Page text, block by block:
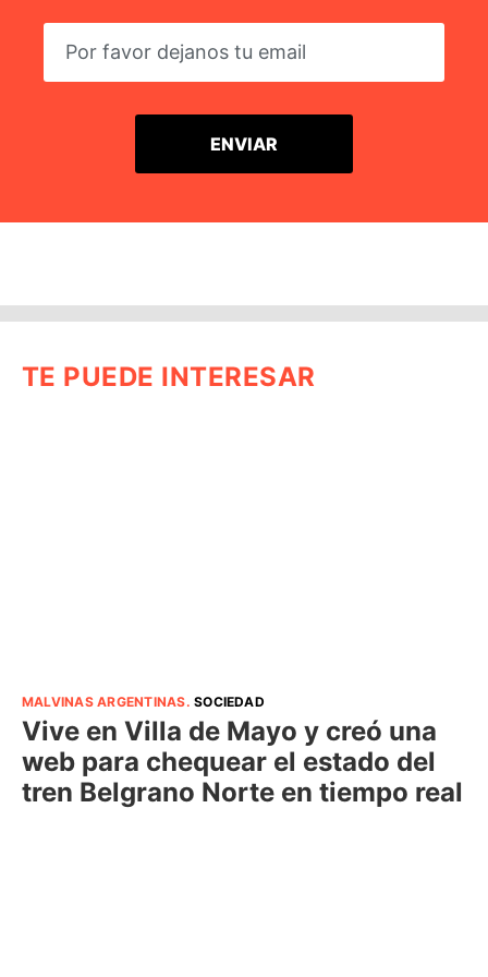
TE PUEDE INTERESAR
MALVINAS ARGENTINAS.SOCIEDAD
Vive en Villa de Mayo y creó una
web para chequear el estado del
tren Belgrano Norte en tiempo real